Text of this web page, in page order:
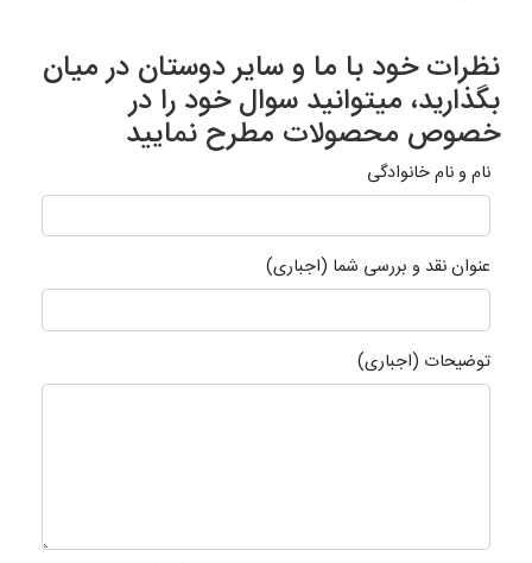
نظرات خود با ما و سایر دوستان در میان
بگذارید، میتوانید سوال خود را در
خصوص محصولات مطرح نمایید
نام و نام خانوادگی
عنوان نقد و بررسی شما (اجباری)
توضیحات (اجباری)